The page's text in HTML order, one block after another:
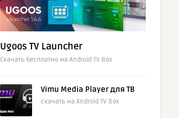
Ugoos TV Launcher
Cкачать бесплатно на Android TV Box
Vimu Media Player для ТВ
скачать на Android TV Box